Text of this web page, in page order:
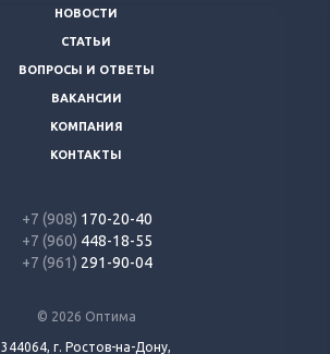
© 2026 Оптима
344064, г. Ростов-на-Дону,
НОВОСТИ
СТАТЬИ
ВОПРОСЫ И ОТВЕТЫ
ВАКАНСИИ
КОМПАНИЯ
КОНТАКТЫ
+7 (908) 170-20-40
+7 (960) 448-18-55
+7 (961) 291-90-04